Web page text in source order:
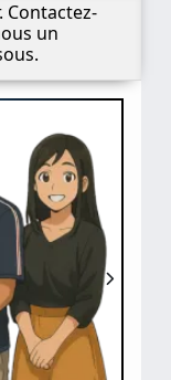
Contactez-
un